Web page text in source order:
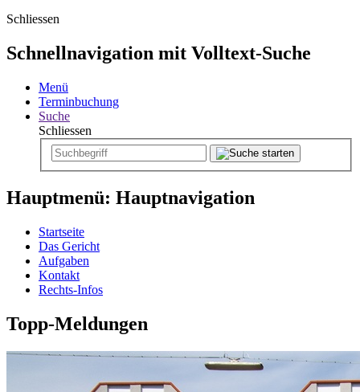
Schliessen
Schnellnavigation mit Volltext-Suche
Menü
Terminbuchung
Suche
Schliessen
Hauptmenü: Hauptnavigation
Startseite
Das Gericht
Aufgaben
Kontakt
Rechts-Infos
Topp-Meldungen